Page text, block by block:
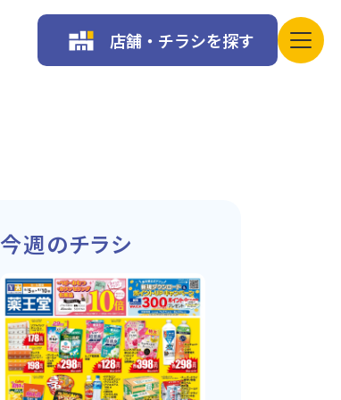
店舗・チラシを探す
今週のチラシ